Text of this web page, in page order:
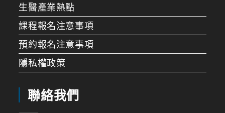
生醫產業熱點
課程報名注意事項
預約報名注意事項
隱私權政策
聯絡我們